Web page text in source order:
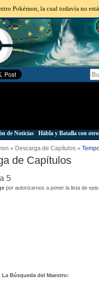
Pokémon, la cual todavía no
de Noticias Hábla y Batalla con
» Descarga de Capítulos »
de Capítulos
5
por autorizarnos a poner la lista de
La Búsqueda del Maestro: